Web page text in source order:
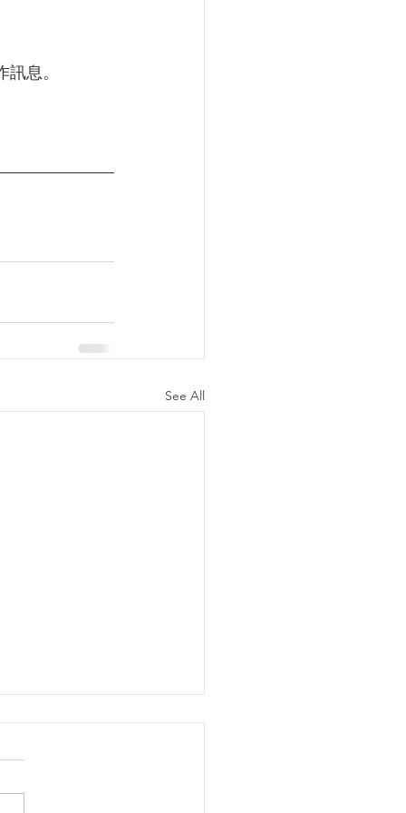
息。
See All